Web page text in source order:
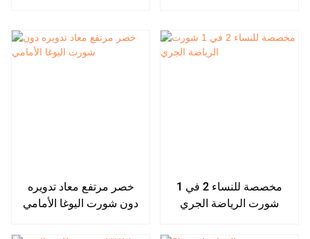
خصر مرتفع معاد تدويره
دون شورت اليوغا الأمامي
مخصصة للنساء 2 في 1
شورت الرياضة الجري